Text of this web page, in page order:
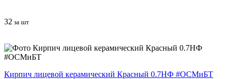
32 за шт
Кирпич лицевой керамический Красный 0.7НФ #ОСМиБТ